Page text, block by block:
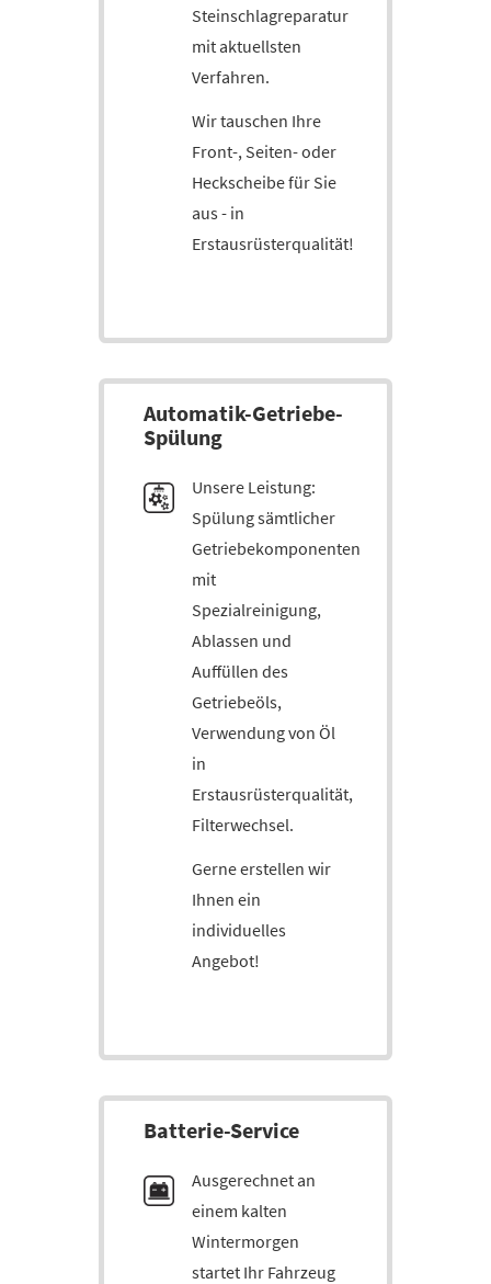
Steinschlagreparatur
mit aktuellsten
Verfahren.
Wir tauschen Ihre
Front-, Seiten- oder
Heckscheibe für Sie
aus - in
Erstausrüsterqualität!
Auto­matik-Ge­triebe-
Spü­lung
Unsere Leistung:
Spülung sämtlicher
Getriebekomponenten
mit
Spezialreinigung,
Ablassen und
Auffüllen des
Getriebeöls,
Verwendung von Öl
in
Erstausrüsterqualität,
Filterwechsel.
Gerne erstellen wir
Ihnen ein
individuelles
Angebot!
Bat­terie-Service
Ausgerechnet an
einem kalten
Wintermorgen
startet Ihr Fahrzeug